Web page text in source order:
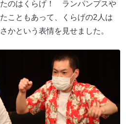
のはくらげ！ ランパンプスや
こともあって、くらげの2人は
かという表情を見せました。